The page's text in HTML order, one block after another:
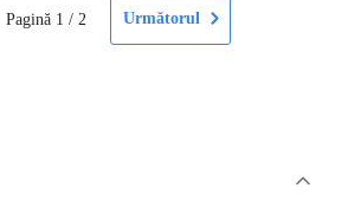
Pagină 1 / 2 Următorul